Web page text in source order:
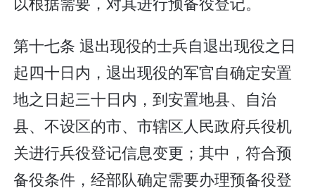
第十七条 退出现役的士兵自退出现役之日
起四十日内，退出现役的军官自确定安置
地之日起三十日内，到安置地县、自治
县、不设区的市、市辖区人民政府兵役机
关进行兵役登记信息变更；其中，符合预
备役条件，经部队确定需要办理预备役登